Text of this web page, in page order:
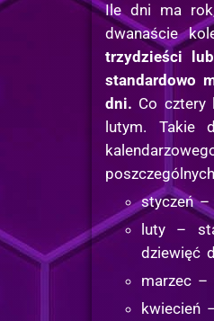
Ile dni ma
dwanaście
trzydzieści
standardowo
dni. Co cztery
lutym. Takie
styczeń –
luty –
dziewięć
marzec –
kwiecień